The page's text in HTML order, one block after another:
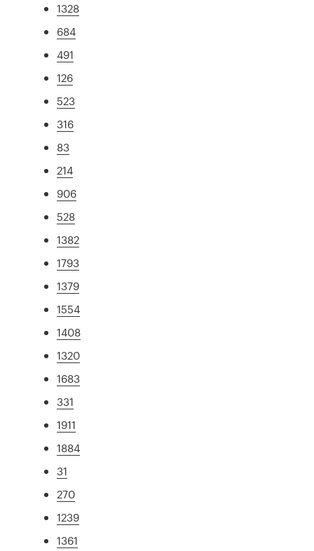
1328
684
491
126
523
316
83
214
906
528
1382
1793
1379
1554
1408
1320
1683
331
1911
1884
31
270
1239
1361